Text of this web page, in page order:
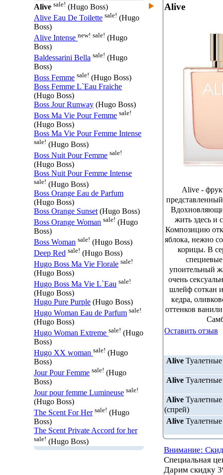
Alive sale! (Hugo Boss)
Alive Eau De Toilette sale! (Hugo
Boss)
Alive Intense new! sale! (Hugo
Boss)
Baldessarini Bella sale! (Hugo
Boss)
Boss Femme sale! (Hugo Boss)
Boss Femme L`Eau Fraiche
(Hugo Boss)
Boss Jour Runway (Hugo Boss)
Boss Ma Vie Pour Femme sale!
(Hugo Boss)
Boss Ma Vie Pour Femme Intense
sale! (Hugo Boss)
Boss Nuit Pour Femme sale!
(Hugo Boss)
Boss Nuit Pour Femme Intense
sale! (Hugo Boss)
Boss Orange Eau de Parfum
(Hugo Boss)
Boss Orange Sunset (Hugo Boss)
Boss Orange Woman sale! (Hugo
Boss)
Boss Woman sale! (Hugo Boss)
Deep Red sale! (Hugo Boss)
Hugo Boss Ma Vie Florale sale!
(Hugo Boss)
Hugo Boss Ma Vie L`Eau sale!
(Hugo Boss)
Hugo Pure Purple (Hugo Boss)
Hugo Woman Eau de Parfum sale!
(Hugo Boss)
Hugo Woman Extreme sale! (Hugo
Boss)
Hugo XX woman sale! (Hugo
Boss)
Jour Pour Femme sale! (Hugo
Boss)
Jour pour femme Lumineuse sale!
(Hugo Boss)
The Scent For Her sale! (Hugo
Boss)
The Scent Private Accord for her
sale! (Hugo Boss)
Alive
Alive -
жить здесь и
Композицию
яблока, нежно
корицы. В
упоительный
очень
шлейф соткан
кедра,
оттенков
Оставить отзыв
Alive
Alive
Alive
(спрей)
Alive
Внимание:
Специальная
Дарим скидку